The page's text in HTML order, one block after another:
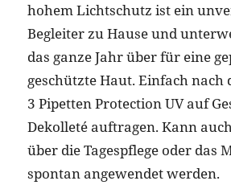
hohem Lichtschutz ist ein
Begleiter zu Hause und
das ganze Jahr über für eine
geschützte Haut. Einfach nach
3 Pipetten Protection UV auf
Dekolleté auftragen. Kann
über die Tagespflege oder das
spontan angewendet werden.